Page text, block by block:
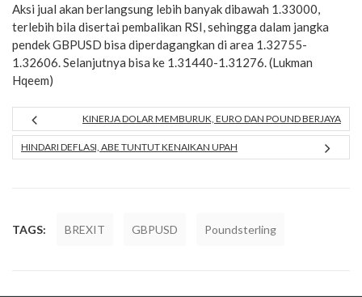
Aksi jual akan berlangsung lebih banyak dibawah 1.33000,
terlebih bila disertai pembalikan RSI, sehingga dalam jangka
pendek GBPUSD bisa diperdagangkan di area 1.32755-
1.32606. Selanjutnya bisa ke 1.31440-1.31276. (Lukman
Hqeem)
KINERJA DOLAR MEMBURUK, EURO DAN POUND BERJAYA
HINDARI DEFLASI, ABE TUNTUT KENAIKAN UPAH
TAGS: BREXIT GBPUSD Poundsterling